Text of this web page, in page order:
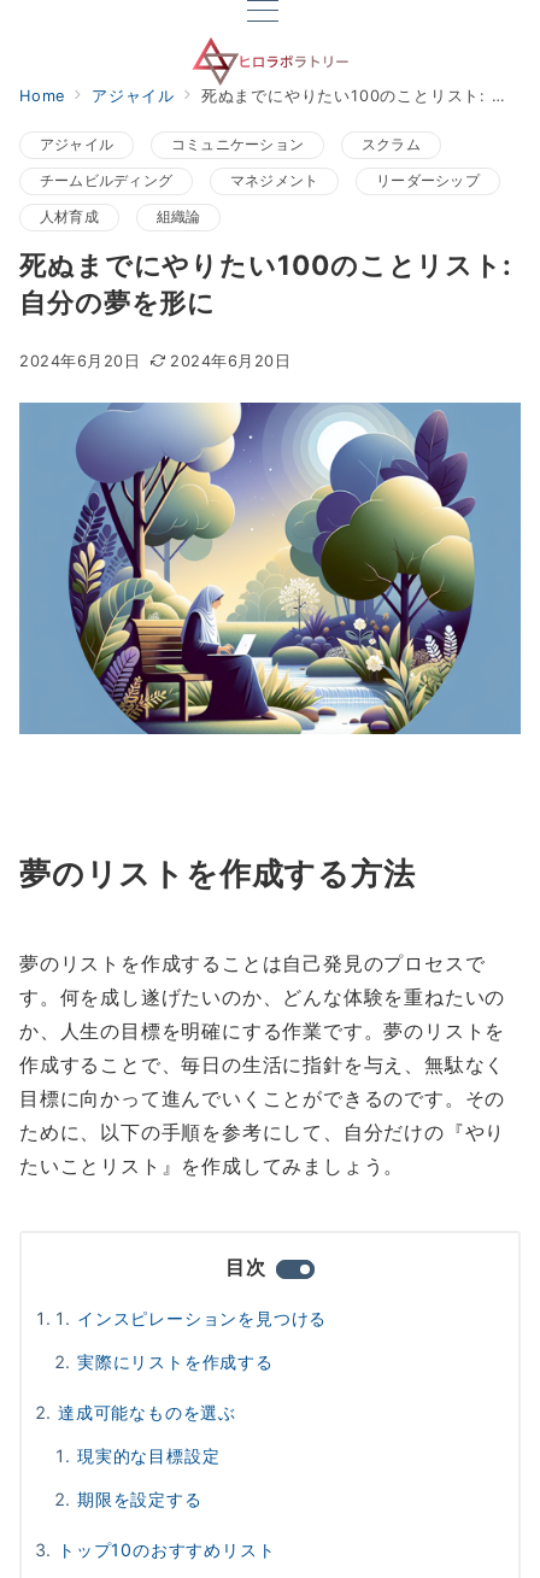
Home アジャイル 死ぬまでにやりたい100のことリスト: 自分の夢を形に
アジャイル コミュニケーション スクラム
チームビルディング マネジメント リーダーシップ
人材育成 組織論
死ぬまでにやりたい100のことリスト:
自分の夢を形に
2024年6月20日 2024年6月20日
夢のリストを作成する方法
夢のリストを作成することは自己発見のプロセスで
す。何を成し遂げたいのか、どんな体験を重ねたいの
か、人生の目標を明確にする作業です。夢のリストを
作成することで、毎日の生活に指針を与え、無駄なく
目標に向かって進んでいくことができるのです。その
ために、以下の手順を参考にして、自分だけの『やり
たいことリスト』を作成してみましょう。
目次
インスピレーションを見つける
実際にリストを作成する
達成可能なものを選ぶ
現実的な目標設定
期限を設定する
トップ10のおすすめリスト